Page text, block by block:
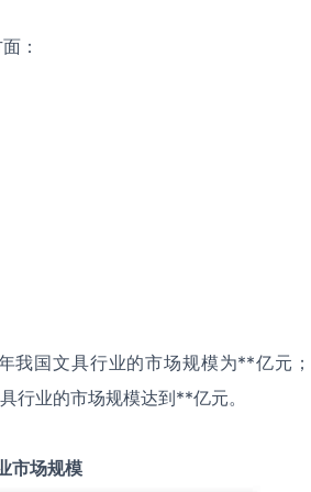
：
我国文具行业的市场规模为**亿元；
业的市场规模达到**亿元。
市场规模